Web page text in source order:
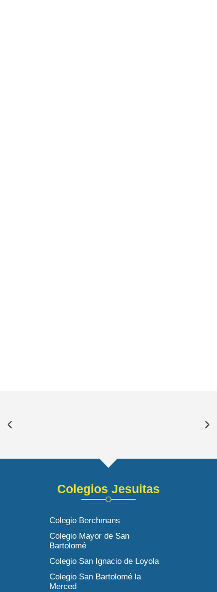
Colegios Jesuitas
Colegio Berchmans
Colegio Mayor de San
Bartolomé
Colegio San Ignacio de Loyola
Colegio San Bartolomé la
Merced